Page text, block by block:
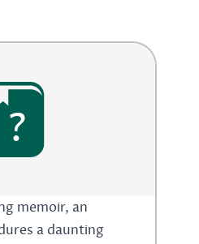
?
memoir, an
a daunting